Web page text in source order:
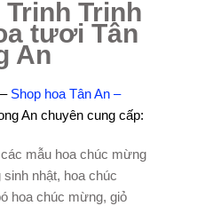
Trinh
tươi Tân
An
Shop hoa Tân An –
An chuyên cung cấp:
mẫu hoa chúc mừng
nhật, hoa chúc
hoa chúc mừng, giỏ